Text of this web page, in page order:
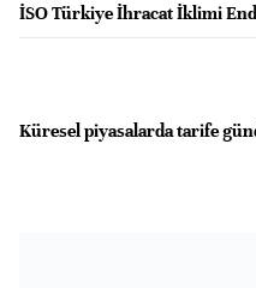
İSO Türkiye İhracat İklimi
Küresel piyasalarda tarife